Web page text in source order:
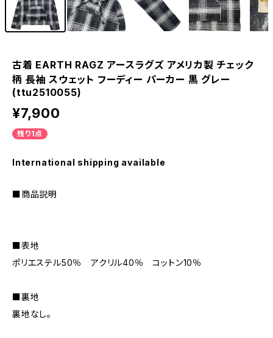
古着 EARTH RAGZ アースラグズ アメリカ製 チェック
柄 長袖 スウェット フーディー パーカー 黒 グレー
(ttu2510055)
¥7,900
残り1点
International shipping available
■商品説明
■表地
ポリエステル50％ アクリル40％ コットン10％
■裏地
裏地なし。